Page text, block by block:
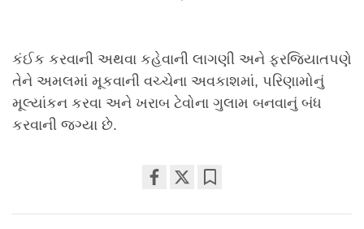
કંઈક કરવાની અથવા કહેવાની લાગણી અને ફરજિયાતપણે
તેને અમલમાં મૂકવાની વચ્ચેના અવકાશમાં, પરિણામોનું
મૂલ્યાંકન કરવા અને ખરાબ ટેવોના ગુલામ બનવાનું બંધ
કરવાની જગ્યા છે.
on